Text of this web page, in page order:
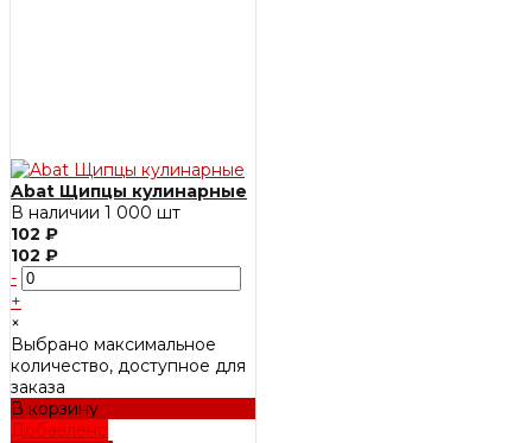
Abat Щипцы кулинарные
В наличии 1 000 шт
102 ₽
102 ₽
-
+
×
Выбрано максимальное
количество, доступное для
заказа
В корзину
Добавлено